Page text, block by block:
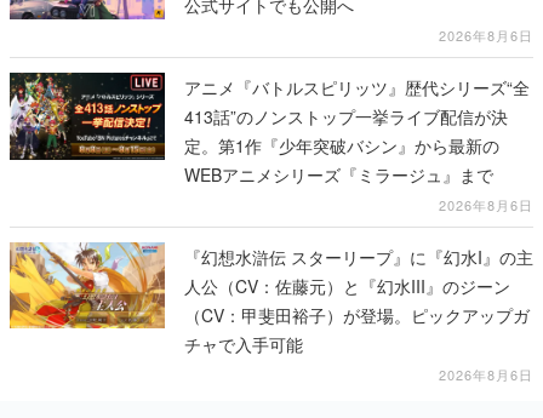
2026年8月6日
アニメ『バトルスピリッツ』歴代シリーズ“全
413話”のノンストップ一挙ライブ配信が決
定。第1作『少年突破バシン』から最新の
WEBアニメシリーズ『ミラージュ』まで
2026年8月6日
『幻想水滸伝 スターリープ』に『幻水I』の主
人公（CV：佐藤元）と『幻水III』のジーン
（CV：甲斐田裕子）が登場。ピックアップガ
チャで入手可能
2026年8月6日